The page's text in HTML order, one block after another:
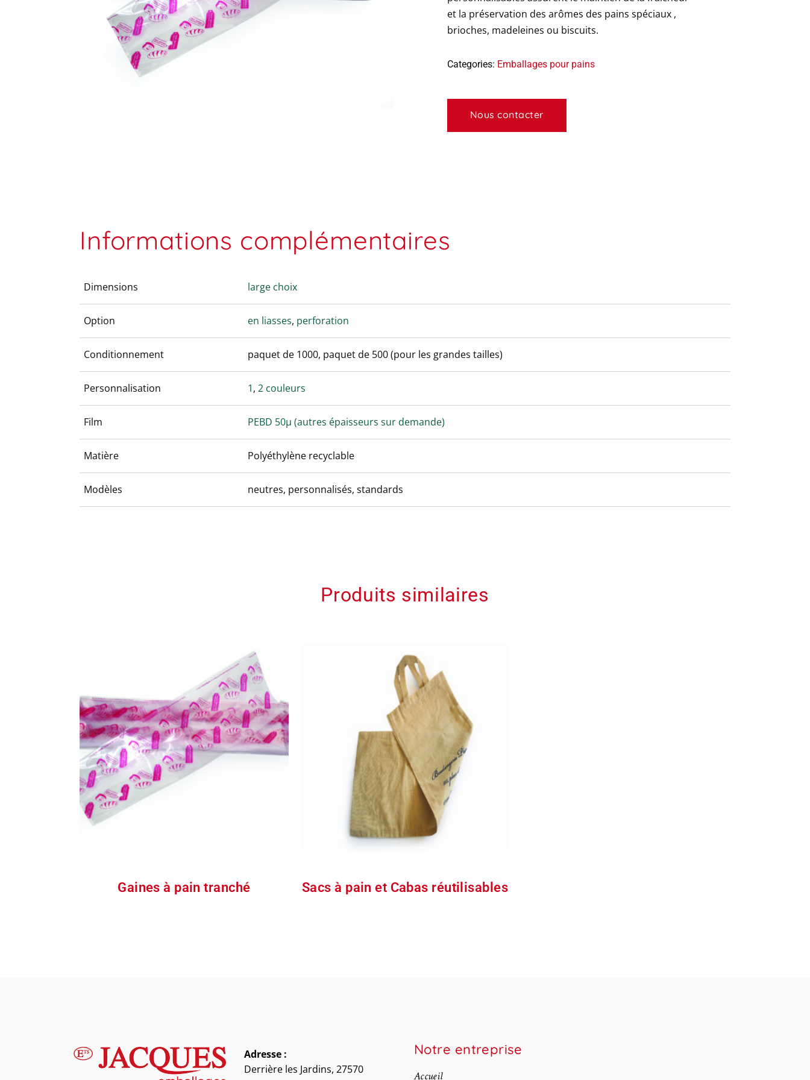
et la préservation des arômes des pains spéciaux ,
brioches, madeleines ou biscuits.
Categories: Emballages pour pains
Nous contacter
Informations complémentaires
Dimensions large choix
Option en liasses, perforation
Conditionnement paquet de 1000, paquet de 500 (pour les grandes tailles)
Personnalisation 1, 2 couleurs
Film PEBD 50µ (autres épaisseurs sur demande)
Matière Polyéthylène recyclable
Modèles neutres, personnalisés, standards
Produits similaires
Gaines à pain tranché Sacs à pain et Cabas réutilisables
Adresse :
Derrière les Jardins, 27570
Notre entreprise
Accueil